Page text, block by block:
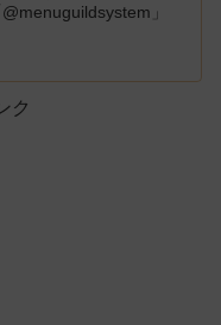
」
ク